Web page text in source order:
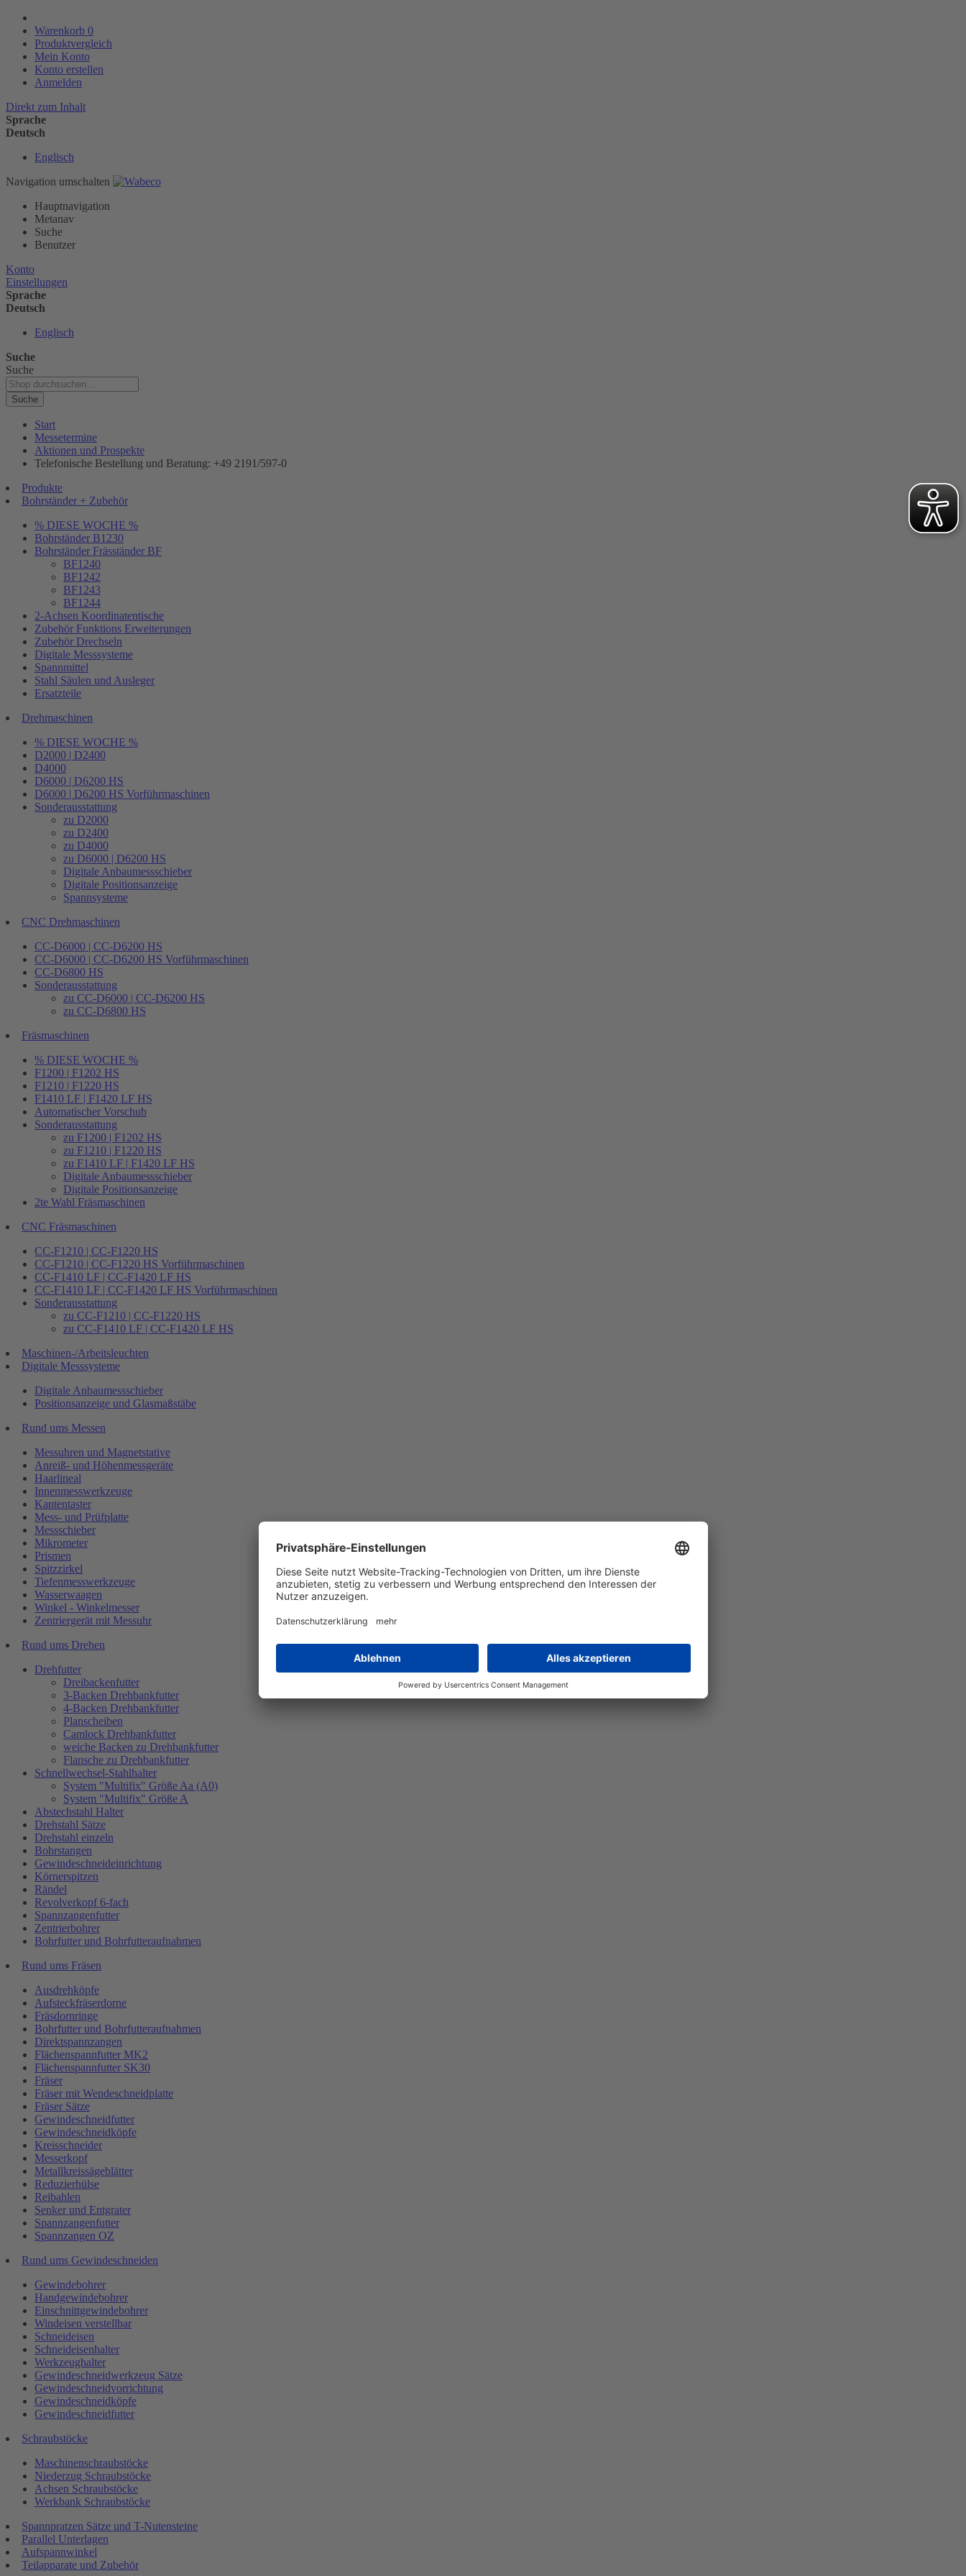
Warenkorb 0
Produktvergleich
Mein Konto
Konto erstellen
Anmelden
Direkt zum Inhalt
Sprache
Deutsch
Englisch
Navigation umschalten
Hauptnavigation
Metanav
Suche
Benutzer
Konto
Einstellungen
Sprache
Deutsch
Englisch
Suche
Suche
Suche
Start
Messetermine
Aktionen und Prospekte
Telefonische Bestellung und Beratung: +49 2191/597-0
Produkte
Bohrständer + Zubehör
% DIESE WOCHE %
Bohrständer B1230
Bohrständer Fräsständer BF
BF1240
BF1242
BF1243
BF1244
2-Achsen Koordinatentische
Zubehör Funktions Erweiterungen
Zubehör Drechseln
Digitale Messsysteme
Spannmittel
Stahl Säulen und Ausleger
Ersatzteile
Drehmaschinen
% DIESE WOCHE %
D2000 | D2400
D4000
D6000 | D6200 HS
D6000 | D6200 HS Vorführmaschinen
Sonderausstattung
zu D2000
zu D2400
zu D4000
zu D6000 | D6200 HS
Digitale Anbaumessschieber
Digitale Positionsanzeige
Spannsysteme
CNC Drehmaschinen
CC-D6000 | CC-D6200 HS
CC-D6000 | CC-D6200 HS Vorführmaschinen
CC-D6800 HS
Sonderausstattung
zu CC-D6000 | CC-D6200 HS
zu CC-D6800 HS
Fräsmaschinen
% DIESE WOCHE %
F1200 | F1202 HS
F1210 | F1220 HS
F1410 LF | F1420 LF HS
Automatischer Vorschub
Sonderausstattung
zu F1200 | F1202 HS
zu F1210 | F1220 HS
zu F1410 LF | F1420 LF HS
Digitale Anbaumessschieber
Digitale Positionsanzeige
2te Wahl Fräsmaschinen
CNC Fräsmaschinen
CC-F1210 | CC-F1220 HS
CC-F1210 | CC-F1220 HS Vorführmaschinen
CC-F1410 LF | CC-F1420 LF HS
CC-F1410 LF | CC-F1420 LF HS Vorführmaschinen
Sonderausstattung
zu CC-F1210 | CC-F1220 HS
zu CC-F1410 LF | CC-F1420 LF HS
Maschinen-/Arbeitsleuchten
Digitale Messsysteme
Digitale Anbaumessschieber
Positionsanzeige und Glasmaßstäbe
Rund ums Messen
Messuhren und Magnetstative
Anreiß- und Höhenmessgeräte
Haarlineal
Innenmesswerkzeuge
Kantentaster
Mess- und Prüfplatte
Messschieber
Mikrometer
Prismen
Spitzzirkel
Tiefenmesswerkzeuge
Wasserwaagen
Winkel - Winkelmesser
Zentriergerät mit Messuhr
Rund ums Drehen
Drehfutter
Dreibackenfutter
3-Backen Drehbankfutter
4-Backen Drehbankfutter
Planscheiben
Camlock Drehbankfutter
weiche Backen zu Drehbankfutter
Flansche zu Drehbankfutter
Schnellwechsel-Stahlhalter
System "Multifix" Größe Aa (A0)
System "Multifix" Größe A
Abstechstahl Halter
Drehstahl Sätze
Drehstahl einzeln
Bohrstangen
Gewindeschneideinrichtung
Körnerspitzen
Rändel
Revolverkopf 6-fach
Spannzangenfutter
Zentrierbohrer
Bohrfutter und Bohrfutteraufnahmen
Rund ums Fräsen
Ausdrehköpfe
Aufsteckfräserdorne
Fräsdornringe
Bohrfutter und Bohrfutteraufnahmen
Direktspannzangen
Flächenspannfutter MK2
Flächenspannfutter SK30
Fräser
Fräser mit Wendeschneidplatte
Fräser Sätze
Gewindeschneidfutter
Gewindeschneidköpfe
Kreisschneider
Messerkopf
Metallkreissägeblätter
Reduzierhülse
Reibahlen
Senker und Entgrater
Spannzangenfutter
Spannzangen OZ
Rund ums Gewindeschneiden
Gewindebohrer
Handgewindebohrer
Einschnittgewindebohrer
Windeisen verstellbar
Schneideisen
Schneideisenhalter
Werkzeughalter
Gewindeschneidwerkzeug Sätze
Gewindeschneidvorrichtung
Gewindeschneidköpfe
Gewindeschneidfutter
Schraubstöcke
Maschinenschraubstöcke
Niederzug Schraubstöcke
Achsen Schraubstöcke
Werkbank Schraubstöcke
Spannpratzen Sätze und T-Nutensteine
Parallel Unterlagen
Aufspannwinkel
Teilapparate und Zubehör